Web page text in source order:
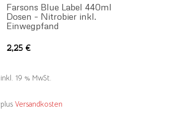
Farsons Blue Label 440ml
Dosen – Nitrobier inkl.
Einwegpfand
2,25€
inkl. 19 % MwSt.
plusVersandkosten